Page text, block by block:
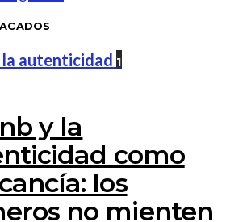
1
y la
como
los
no mienten